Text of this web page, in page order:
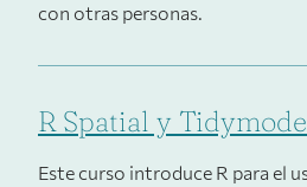
con otras personas.
R Spatial y
Este curso introduce R para el